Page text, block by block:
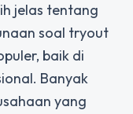
jelas tentang
soal tryout
baik di
Banyak
yang